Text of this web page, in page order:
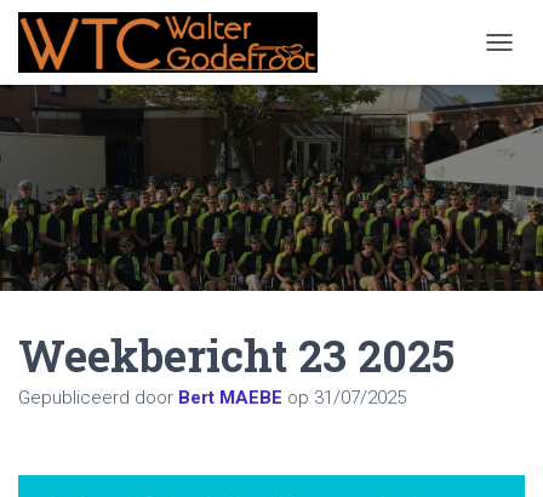
Weekbericht 23 2025
Gepubliceerd door Bert MAEBE op 31/07/2025